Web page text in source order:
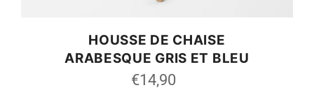
HOUSSE DE CHAISE
ARABESQUE GRIS ET BLEU
Prix
régulier
€14,90